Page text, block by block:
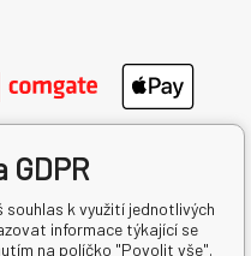
GDPR
k využití jednotlivých
informace týkající se
na políčko "Povolit vše".